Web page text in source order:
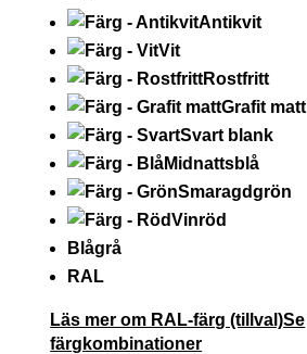
Antikvit
Vit
Rostfritt
Grafit matt
Svart blank
Midnattsblå
Smaragdgrön
Vinröd
Blågrå
RAL
Läs mer om RAL-färg (tillval)Se
färgkombinationer